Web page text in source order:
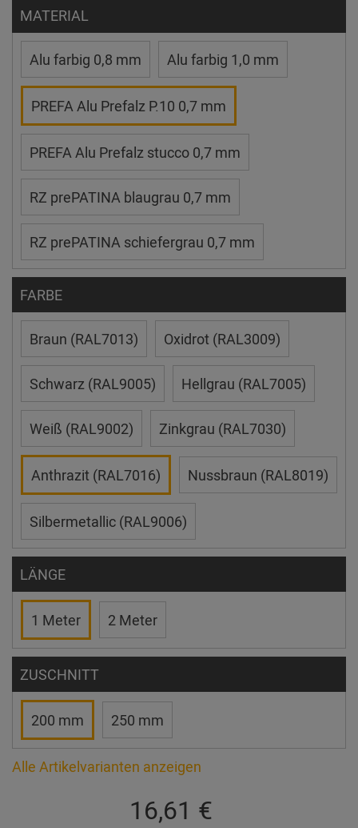
MATERIAL
Alu farbig 0,8 mm Alu farbig 1,0 mm
PREFA Alu Prefalz P.10 0,7 mm
PREFA Alu Prefalz stucco 0,7 mm
RZ prePATINA blaugrau 0,7 mm
RZ prePATINA schiefergrau 0,7 mm
FARBE
Braun (RAL7013) Oxidrot (RAL3009)
Schwarz (RAL9005) Hellgrau (RAL7005)
Weiß (RAL9002) Zinkgrau (RAL7030)
Anthrazit (RAL7016) Nussbraun (RAL8019)
Silbermetallic (RAL9006)
LÄNGE
1 Meter 2 Meter
ZUSCHNITT
200 mm 250 mm
Alle Artikelvarianten anzeigen
16,61 €